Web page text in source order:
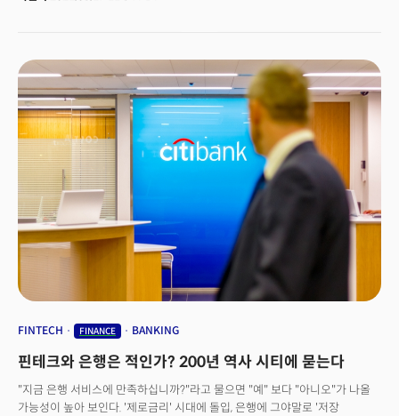
생산자물가지수(PPI) 역시 6.2% 상승하며 예측을 뛰어 넘었다. 미국 노동
통계국이 이 수치를 집계하기 시작한 2010년 이후 가장 큰 폭의 증가였다.
FINTECH FINANCE BANKING
핀테크와 은행은 적인가? 200년 역사 시티에 묻는다
"지금 은행 서비스에 만족하십니까?"라고 물으면 "예" 보다 "아니오"가 나올
가능성이 높아 보인다. '제로금리' 시대에 돌입, 은행에 그야말로 '저장